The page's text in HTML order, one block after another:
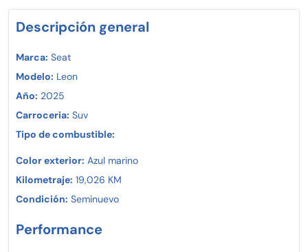
Descripción general
Marca: Seat
Modelo: Leon
Año: 2025
Carroceria: Suv
Tipo de combustible:
Color exterior: Azul marino
Kilometraje: 19,026 KM
Condición: Seminuevo
Performance